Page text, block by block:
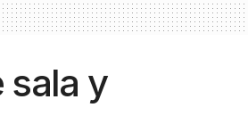
sala y